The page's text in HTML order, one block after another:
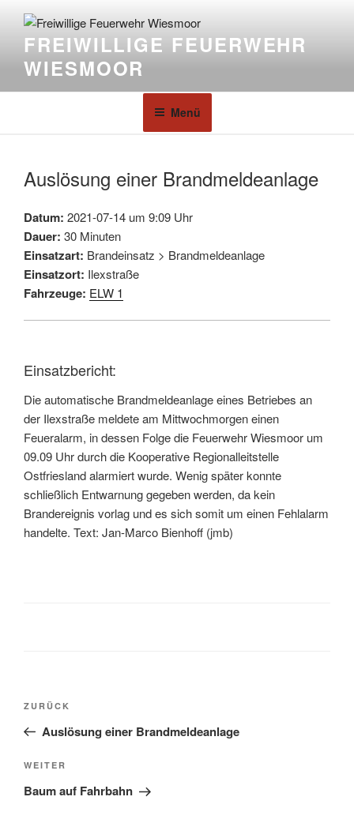
FREIWILLIGE FEUERWEHR
WIESMOOR
Menü
Auslösung einer Brandmeldeanlage
Datum: 2021-07-14 um 9:09 Uhr
Dauer: 30 Minuten
Einsatzart: Brandeinsatz > Brandmeldeanlage
Einsatzort: Ilexstraße
Fahrzeuge: ELW 1
Einsatzbericht:
Die automatische Brandmeldeanlage eines Betriebes an
der Ilexstraße meldete am Mittwochmorgen einen
Feueralarm, in dessen Folge die Feuerwehr Wiesmoor um
09.09 Uhr durch die Kooperative Regionalleitstelle
Ostfriesland alarmiert wurde. Wenig später konnte
schließlich Entwarnung gegeben werden, da kein
Brandereignis vorlag und es sich somit um einen Fehlalarm
handelte. Text: Jan-Marco Bienhoff (jmb)
ZURÜCK
Auslösung einer Brandmeldeanlage
WEITER
Baum auf Fahrbahn